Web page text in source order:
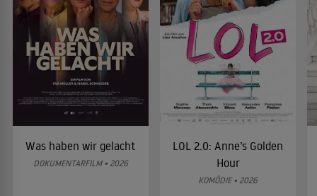
Was haben wir gelacht
DOKUMENTARFILM • 2026
LOL 2.0: Anne’s Golden
Hour
KOMÖDIE • 2026